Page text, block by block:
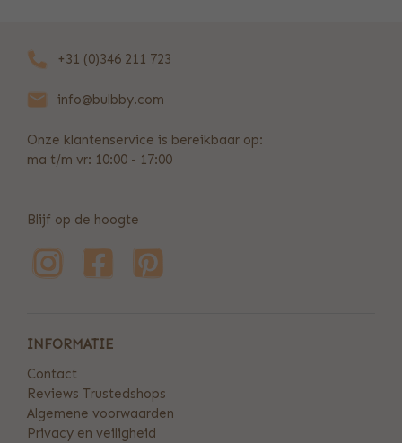
+31 (0)346 211 723
info@bulbby.com
Onze klantenservice is bereikbaar op:
ma t/m vr: 10:00 - 17:00
Blijf op de hoogte
INFORMATIE
Contact
Reviews Trustedshops
Algemene voorwaarden
Privacy en veiligheid